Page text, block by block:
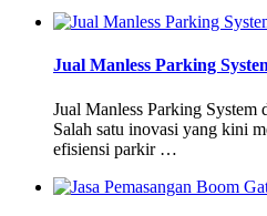
Jual Manless Parking
Jual Manless Parking System
Salah satu inovasi yang kini
efisiensi parkir …